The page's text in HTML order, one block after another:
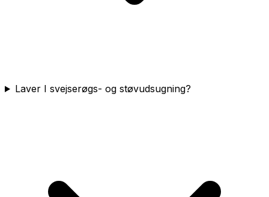
Laver I svejserøgs- og støvudsugning?